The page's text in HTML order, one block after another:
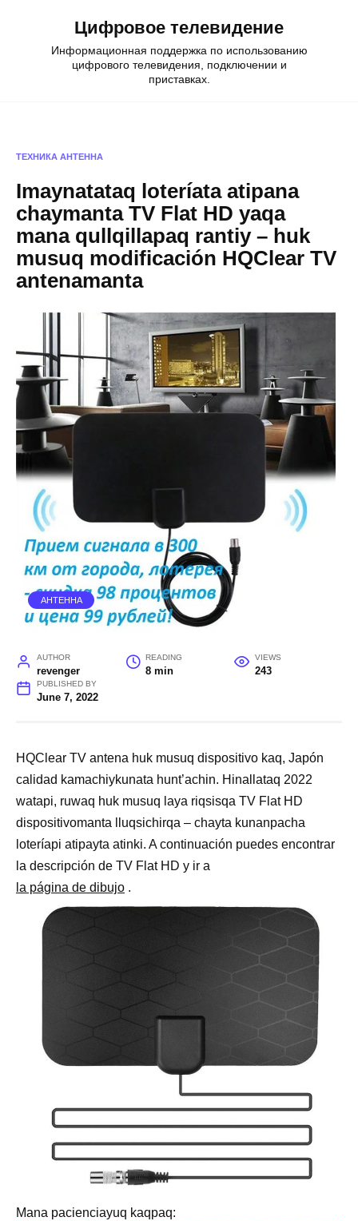
Цифровое телевидение
Информационная поддержка по использованию
цифрового телевидения, подключении и
приставках.
ТЕХНИКА АНТЕННА
Imaynatataq loteríata atipana
chaymanta TV Flat HD yaqa
mana qullqillapaq rantiy – huk
musuq modificación HQClear TV
antenamanta
АНТЕННА
AUTHOR
revenger
READING
8 min
VIEWS
243
PUBLISHED BY
June 7, 2022
HQClear TV antena huk musuq dispositivo kaq, Japón
calidad kamachiykunata hunt’achin. Hinallataq 2022
watapi, ruwaq huk musuq laya riqsisqa TV Flat HD
dispositivomanta lluqsichirqa – chayta kunanpacha
loteríapi atipayta atinki. A continuación puedes encontrar
la descripción de TV Flat HD y ir a
la página de dibujo .
Mana pacienciayuq kaqpaq: